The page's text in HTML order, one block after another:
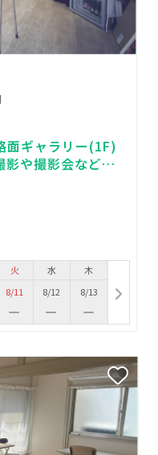
面ギャラリー(1F)
影や撮影会などの
ジオ(2F)
火
8/11
水
8/12
木
8/13